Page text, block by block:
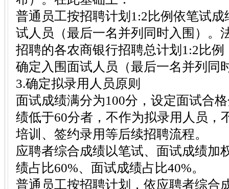
普通员工按招聘计划1:2比例依笔试
试人员（最后一名并列同时入围）。
招聘的各农商银行招聘总计划1:2比
确定入围面试人员（最后一名并列同
3.确定拟录用人员原则
面试成绩满分为100分，设定面试合
绩低于60分者，不作为拟录用人员，
培训、签约录用等后续招聘流程。
应聘者综合成绩以笔试、面试成绩加
绩占比60%、面试成绩占比40%。
普通员工按招聘计划，依应聘者综合